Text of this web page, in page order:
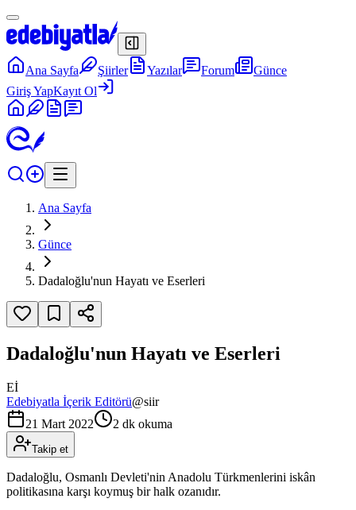
Ana Sayfa Şiirler Yazılar Forum
Günce
Giriş YapKayıt Ol
Ana Sayfa
Günce
Dadaloğlu'nun Hayatı ve Eserleri
Dadaloğlu'nun Hayatı ve Eserleri
Eİ
Edebiyatla İçerik Editörü@siir
21 Mart 2022
2 dk okuma
Takip et
Dadaloğlu, Osmanlı Devleti'nin Anadolu Türkmenlerini iskân
politikasına karşı koymuş bir halk ozanıdır.